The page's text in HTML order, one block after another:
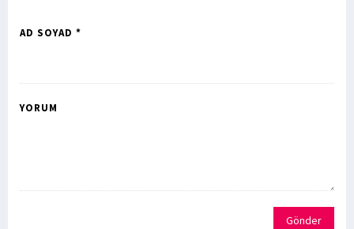
AD SOYAD *
YORUM
Gönder